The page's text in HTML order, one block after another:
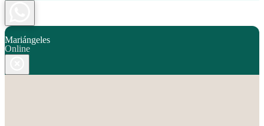
Mariángeles
Online